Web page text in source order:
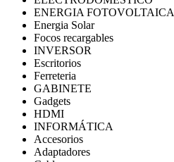
ENERGIA FOTOVOLTAICA
Energia Solar
Focos recargables
INVERSOR
Escritorios
Ferreteria
GABINETE
Gadgets
HDMI
INFORMÁTICA
Accesorios
Adaptadores